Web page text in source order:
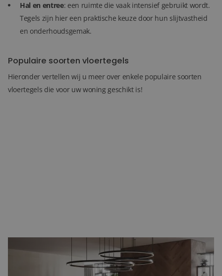
Hal en entree: een ruimte die vaak intensief gebruikt wordt.
Tegels zijn hier een praktische keuze door hun slijtvastheid
en onderhoudsgemak.
Populaire soorten vloertegels
Hieronder vertellen wij u meer over enkele populaire soorten
vloertegels die voor uw woning geschikt is!
Houtlook vloertegels
combineren de warme uitstraling van een